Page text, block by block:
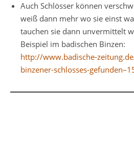
Auch Schlösser können
weiß dann mehr wo sie einst
tauchen sie dann unvermittelt
Beispiel im badischen Binzen:
http://www.badische-
binzener-schlosses-